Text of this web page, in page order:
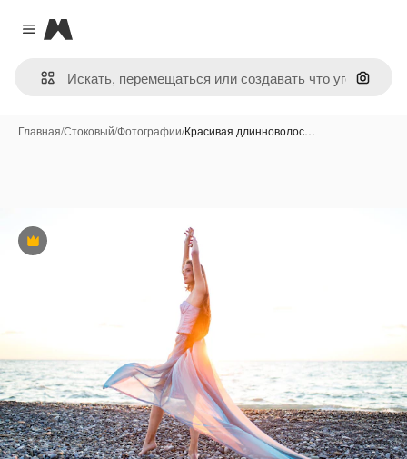
Close menu
Magnific
Поиск
Главная/Стоковый/Фотографии/Красивая длинноволос…
Премиум